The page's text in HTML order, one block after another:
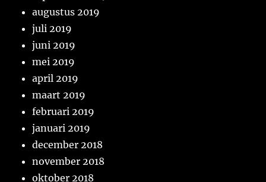
augustus 2019
juli 2019
juni 2019
mei 2019
april 2019
maart 2019
februari 2019
januari 2019
december 2018
november 2018
oktober 2018